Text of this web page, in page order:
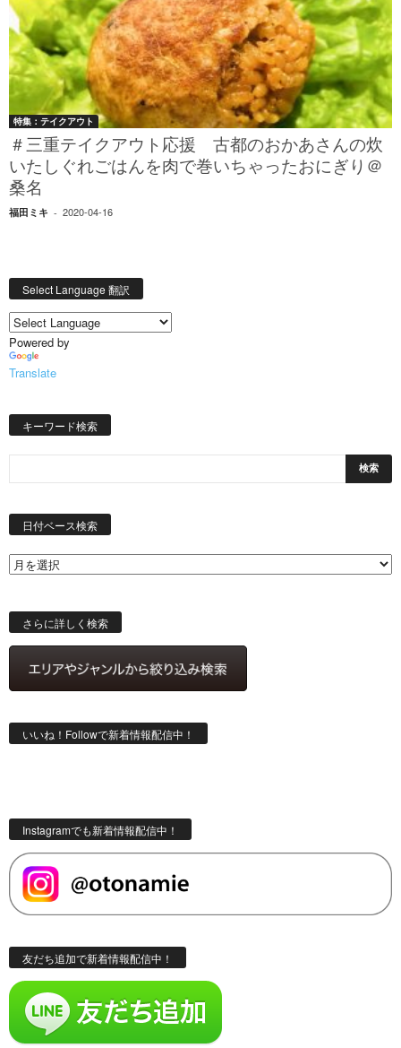
特集：テイクアウト
＃三重テイクアウト応援 古都のおかあさんの炊
いたしぐれごはんを肉で巻いちゃったおにぎり＠
桑名
福田ミキ - 2020-04-16
Select Language 翻訳
Powered by
Translate
キーワード検索
日付ベース検索
索
さらに詳しく検索
いいね！Followで新着情報配信中！
Instagramでも新着情報配信中！
友だち追加で新着情報配信中！